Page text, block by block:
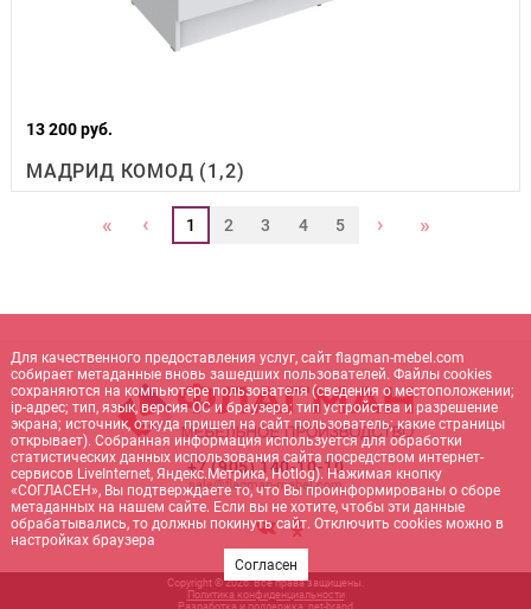
13 200 руб.
МАДРИД КОМОД (1,2)
« ‹ 1 2 3 4 5 › »
+7 (905) 140-10-10
sale@flagman-mebel.com
Copyright © 2026. Все права защищены.
Политика конфиденциальности
Разработка и поддержка: net- brand
Для качественного предоставления услуг, сайт flagman-mebel.com
собирает метаданные вновь зашедших пользователей. Файлы cookies
сохраняются на компьютере пользователя (сведения о местоположении;
ip-адрес; тип, язык, версия ОС и браузера; тип устройства и разрешение
экрана; источник, откуда пришел на сайт пользователь; какие страницы
открывает). Собранная информация используется для обработки
статистических данных использования сайта посредством интернет-
сервисов LiveInternet, Яндекс.Метрика, Hotlog). Нажимая кнопку
«СОГЛАСЕН», Вы подтверждаете то, что Вы проинформированы о сборе
метаданных на нашем сайте. Если вы не хотите, чтобы эти данные
обрабатывались, то должны покинуть сайт. Отключить cookies можно в
настройках браузера
Согласен